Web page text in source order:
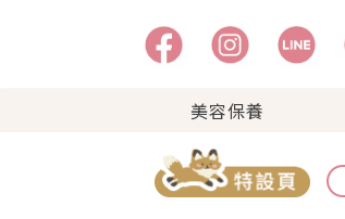
美容保養